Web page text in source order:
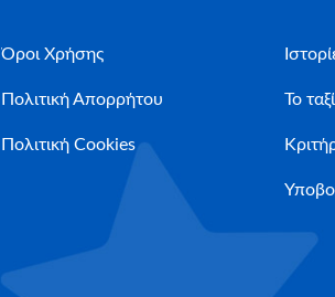
Όροι Χρήσης
Πολιτική Απορρήτου
Πολιτική Cookies
Το